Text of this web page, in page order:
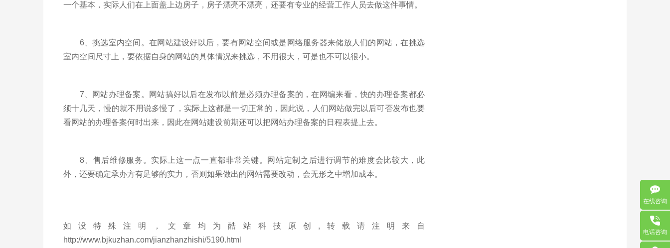
一个基本，实际人们在上面盖上边房子，房子漂亮不漂亮，还要有专业的经营工作人员去做这件事情。
6、挑选室内空间。在网站建设好以后，要有网站空间或是网络服务器来储放人们的网站，在挑选
室内空间尺寸上，要依据自身的网站的具体情况来挑选，不用很大，可是也不可以很小。
7、网站办理备案。网站搞好以后在发布以前是必须办理备案的，在网编来看，快的办理备案都必
须十几天，慢的就不用说多慢了，实际上这都是一切正常的，因此说，人们网站做完以后可否发布也要
看网站的办理备案何时出来，因此在网站建设前期还可以把网站办理备案的日程表提上去。
8、售后维修服务。实际上这一点一直都非常关键。网站定制之后进行调节的难度会比较大，此
外，还要确定承办方有足够的实力，否则如果做出的网站需要改动，会无形之中增加成本。
如没特殊注明，文章均为酷站科技原创,转载请注明来自
http://www.bjkuzhan.com/jianzhanzhishi/5190.html
在线咨询
电话咨询